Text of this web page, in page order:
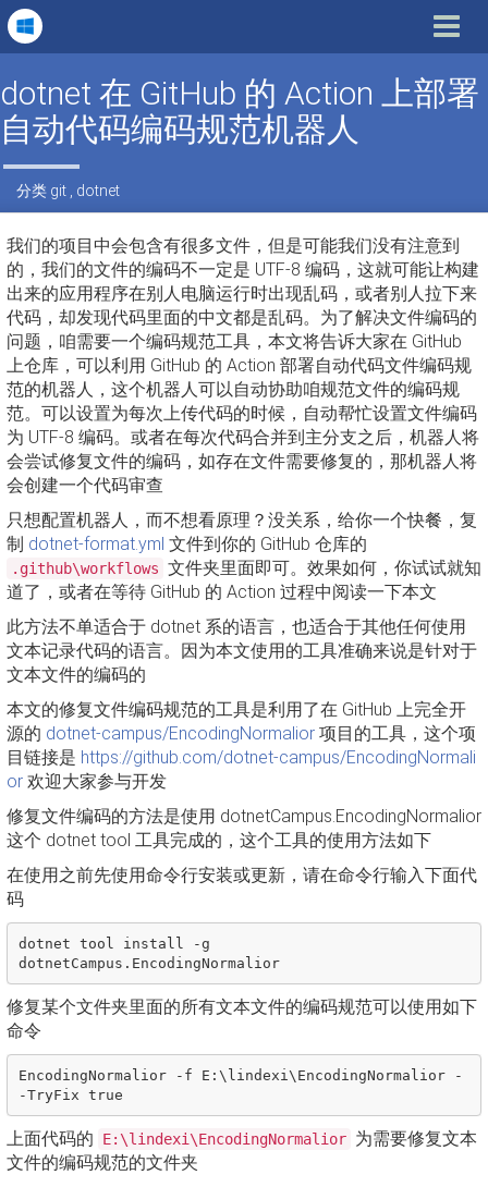
Toggle
dotnet 在 GitHub 的 Action 上部署
自动代码编码规范机器人
分类 git dotnet
我们的项目中会包含有很多文件，但是可能我们没有注意到
的，我们的文件的编码不一定是 UTF-8 编码，这就可能让构建
出来的应用程序在别人电脑运行时出现乱码，或者别人拉下来
代码，却发现代码里面的中文都是乱码。为了解决文件编码的
问题，咱需要一个编码规范工具，本文将告诉大家在 GitHub
上仓库，可以利用 GitHub 的 Action 部署自动代码文件编码规
范的机器人，这个机器人可以自动协助咱规范文件的编码规
范。可以设置为每次上传代码的时候，自动帮忙设置文件编码
为 UTF-8 编码。或者在每次代码合并到主分支之后，机器人将
会尝试修复文件的编码，如存在文件需要修复的，那机器人将
会创建一个代码审查
只想配置机器人，而不想看原理？没关系，给你一个快餐，复
制 dotnet-format.yml 文件到你的 GitHub 仓库的
.github\workflows 文件夹里面即可。效果如何，你试试就知
道了，或者在等待 GitHub 的 Action 过程中阅读一下本文
此方法不单适合于 dotnet 系的语言，也适合于其他任何使用
文本记录代码的语言。因为本文使用的工具准确来说是针对于
文本文件的编码的
本文的修复文件编码规范的工具是利用了在 GitHub 上完全开
源的 dotnet-campus/EncodingNormalior 项目的工具，这个项
目链接是 https://github.com/dotnet-campus/EncodingNormali
or 欢迎大家参与开发
修复文件编码的方法是使用 dotnetCampus.EncodingNormalior
这个 dotnet tool 工具完成的，这个工具的使用方法如下
在使用之前先使用命令行安装或更新，请在命令行输入下面代
码
dotnet tool install -g
dotnetCampus . EncodingNormalior
修复某个文件夹里面的所有文本文件的编码规范可以使用如下
命令
EncodingNormalior -f E:\lindexi\EncodingNormalior -
上面代码的 E:\lindexi\EncodingNormalior 为需要修复文本
文件的编码规范的文件夹